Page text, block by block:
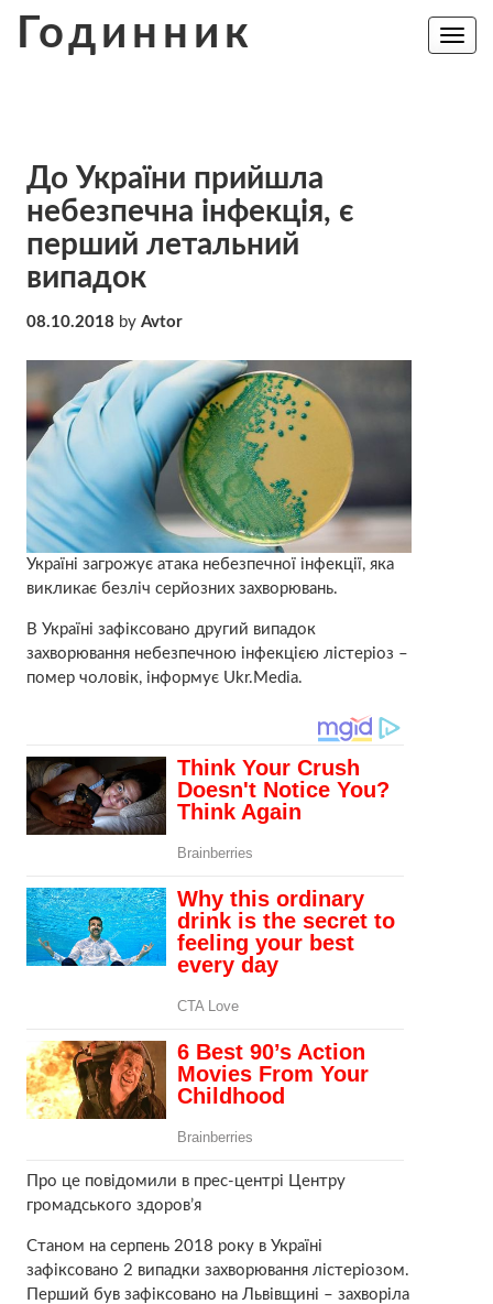
Годинник
Toggle
До України прийшла
небезпечна інфекція, є
перший летальний
випадок
08.10.2018 by Avtor
Україні загрожує атака небезпечної інфекції, яка
викликає безліч серйозних захворювань.
В Україні зафіксовано другий випадок
захворювання небезпечною інфекцією лістеріоз –
помер чоловік, інформує Ukr.Media.
Про це повідомили в прес-центрі Центру
громадського здоров’я
Станом на серпень 2018 року в Україні
зафіксовано 2 випадки захворювання лістеріозом.
Перший був зафіксовано на Львівщині – захворіла